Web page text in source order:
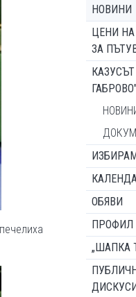
НОВИНИ
ЦЕНИ
ЗА
ОБЯВИ
ПРОФИЛ
„ШАПКА